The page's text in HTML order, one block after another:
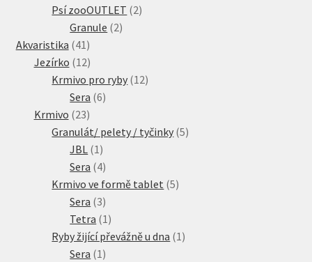
produkty
Psí zooOUTLET 22
Granule 22
Akvaristika 41 41
produktů
Jezírko 1212
produktů
Krmivo pro ryby 1212
Sera 66
Krmivo 2323
produktů
Granulát/ pelety / tyčinky 55
JBL 1 1
produkt
Sera 44
produkty
Krmivo ve formě tablet 55
Sera 33
produkty
Tetra 1 1
produkt
Ryby žijící převážně u dna 1 1
Sera 1 1